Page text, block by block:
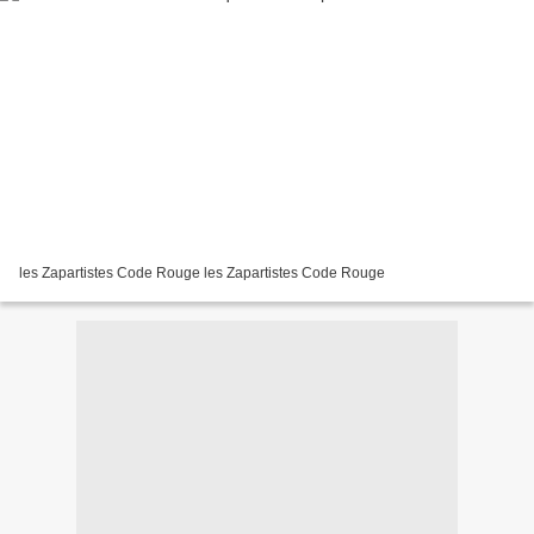
les Zapartistes Code Rouge les Zapartistes Code Rouge